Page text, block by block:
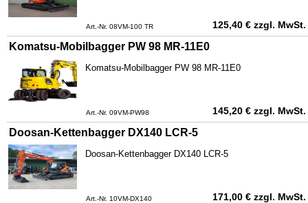
Art.-Nr. 08VM-100 TR 125,40 € zzgl. MwSt.
Komatsu-Mobilbagger PW 98 MR-11E0
Komatsu-Mobilbagger PW 98 MR-11E0
Art.-Nr. 09VM-PW98 145,20 € zzgl. MwSt.
Doosan-Kettenbagger DX140 LCR-5
Doosan-Kettenbagger DX140 LCR-5
Art.-Nr. 10VM-DX140 171,00 € zzgl. MwSt.